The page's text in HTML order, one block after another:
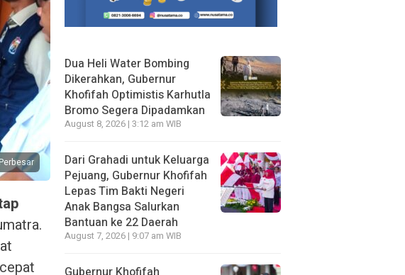
Dua Heli Water Bombing
Dikerahkan, Gubernur
Khofifah Optimistis Karhutla
Bromo Segera Dipadamkan
August 8, 2026 | 3:12 am WIB
Dari Grahadi untuk Keluarga
Pejuang, Gubernur Khofifah
Lepas Tim Bakti Negeri
Anak Bangsa Salurkan
Bantuan ke 22 Daerah
August 7, 2026 | 9:07 am WIB